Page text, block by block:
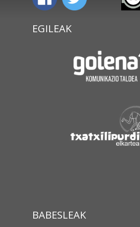
EGILEAK
BABESLEAK